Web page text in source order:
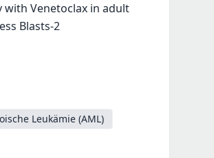
with Venetoclax in adult
Blasts-2
Leukämie (AML)